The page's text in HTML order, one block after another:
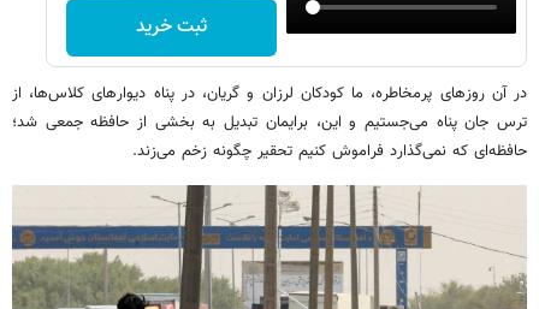
ثبت خرید
در آن روزهای پرمخاطره، ما کودکان لرزان و گریان، در پناه دیوارهای کلاس‌ها، از
ترس جان پناه می‌جستیم و این، برایمان تبدیل به بخشی از حافظه جمعی شد؛
حافظه‌ای که نمی‌گذارد فراموش کنیم تحقیر چگونه زخم می‌زند.